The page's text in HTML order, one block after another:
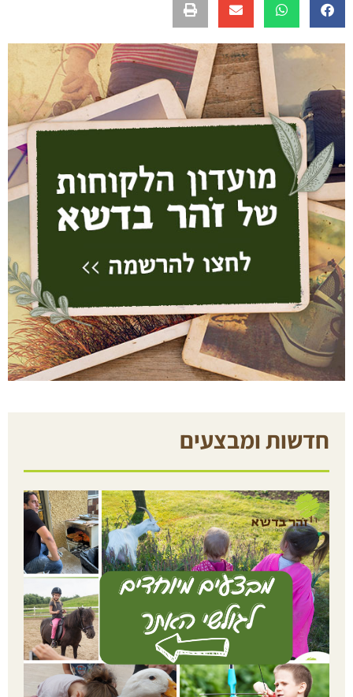
חדשות ומבצעים